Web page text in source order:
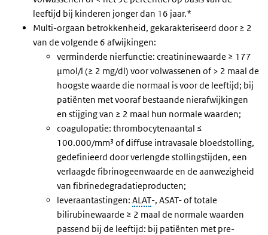
leeftijd bij kinderen jonger dan 16 jaar.*
Multi-orgaan betrokkenheid, gekarakteriseerd door ≥ 2
van de volgende 6 afwijkingen:
verminderde nierfunctie: creatininewaarde ≥ 177
μmol/l (≥ 2 mg/dl) voor volwassenen of > 2 maal de
hoogste waarde die normaal is voor de leeftijd; bij
patiënten met vooraf bestaande nierafwijkingen
en stijging van ≥ 2 maal hun normale waarden;
coagulopatie: thrombocytenaantal ≤
100.000/mm³ of diffuse intravasale bloedstolling,
gedefinieerd door verlengde stollingstijden, een
verlaagde fibrinogeenwaarde en de aanwezigheid
van fibrinedegradatieproducten;
leveraantastingen: ALAT-, ASAT- of totale
bilirubinewaarde ≥ 2 maal de normale waarden
passend bij de leeftijd: bij patiënten met pre-